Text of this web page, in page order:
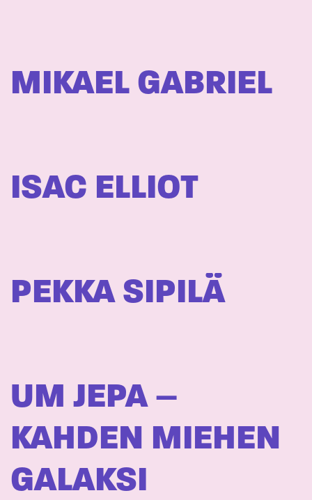
MIKAEL GABRIEL
ISAC ELLIOT
PEKKA SIPILÄ
UM JEPA –
KAHDEN MIEHEN
GALAKSI